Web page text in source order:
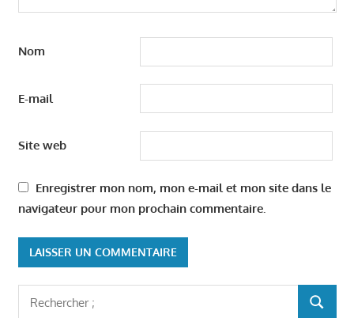
Nom
E-mail
Site web
Enregistrer mon nom, mon e-mail et mon site dans le
navigateur pour mon prochain commentaire.